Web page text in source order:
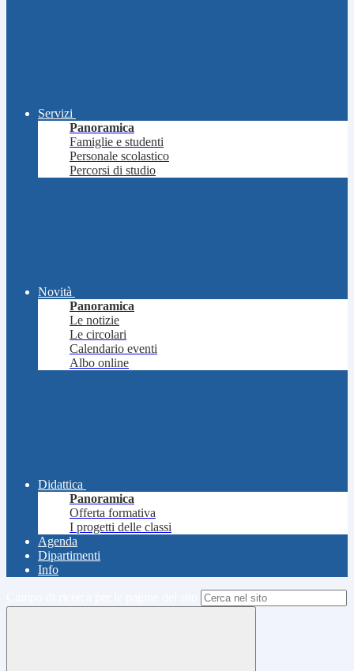
Servizi
Panoramica
Famiglie e studenti
Personale scolastico
Percorsi di studio
Novità
Panoramica
Le notizie
Le circolari
Calendario eventi
Albo online
Didattica
Panoramica
Offerta formativa
I progetti delle classi
Agenda
Dipartimenti
Info